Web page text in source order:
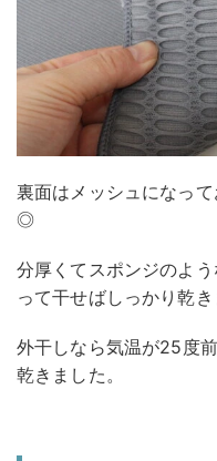
裏面はメッシュになっ
◎
分厚くてスポンジのよ
って干せばしっかり乾き
外干しなら気温が25度
乾きました。